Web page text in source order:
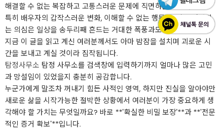
해결할 수 없는 복잡하고 고통스러운 문제에 직면하곤 합니다.
특히 배우자의 갑작스러운 변화, 이해할 수 없는 행동, 그리고 짙어지
는 의심은 일상을 송두리째 흔드는 거대한 폭풍과도 같습니다.
지금 이 글을 읽고 계신 여러분께서도 아마 밤잠을 설치며 괴로운 시
간을 보내고 계실 것이라 짐작됩니다.
탐정사무소 탐정 사무소를 검색창에 입력하기까지 얼마나 많은 고민
과 망설임이 있었을지 충분히 공감합니다.
누군가에게 말조차 꺼내기 힘든 사적인 영역, 하지만 진실을 알아야만
새로운 삶을 시작가능한 절박한 상황에서 여러분이 가장 중요하게 생
각해야 할 가치는 무엇일까요? 바로 **'확실한 비밀 보장'**과 **'전문
적인 증거 확보'**입니다.